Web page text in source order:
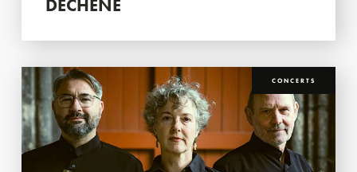
DECHÊNE
CONCERTS